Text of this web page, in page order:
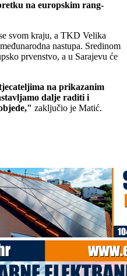
na europskim rang-
svom kraju, a TKD Velika
nastupa. Sredinom
prvenstvo, a u Sarajevu će
na prikazanim
dalje raditi i
zaključio je Matić.